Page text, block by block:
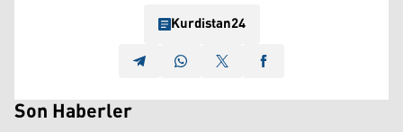
Kurdistan24
Son Haberler